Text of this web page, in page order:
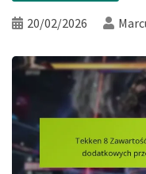
20/02/2026